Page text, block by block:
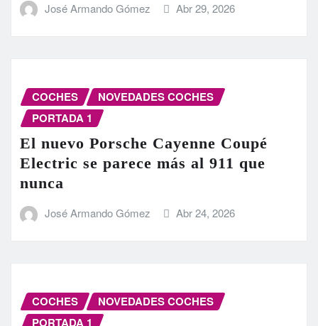
José Armando Gómez Abr 29, 2026
COCHES
NOVEDADES COCHES
PORTADA 1
El nuevo Porsche Cayenne Coupé
Electric se parece más al 911 que
nunca
José Armando Gómez Abr 24, 2026
COCHES
NOVEDADES COCHES
PORTADA 1